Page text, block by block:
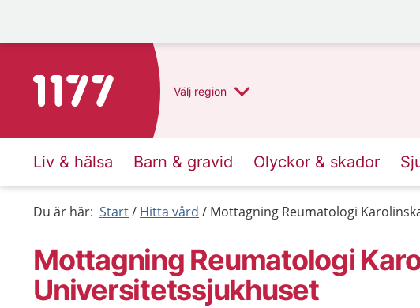
Till startsidan för 1177 Välj region
Liv & hälsa Barn & gravid Olyckor & skador
Du är här: Start Hitta vård Mottagning Reumatologi
Mottagning Reumatologi
Universitetssjukhuset